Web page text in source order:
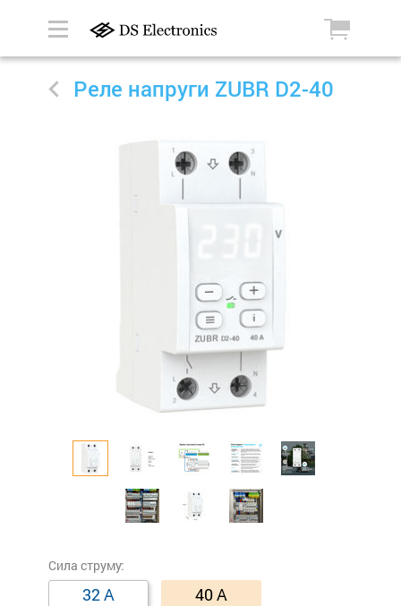
Реле напруги ZUBR D2-40
Сила струму:
32 А
40 А